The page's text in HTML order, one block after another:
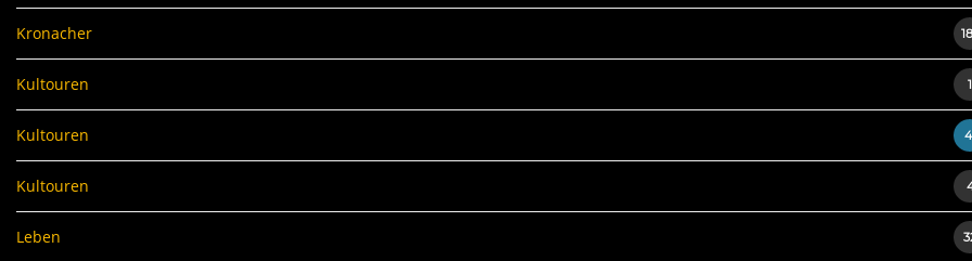
Kronacher
Kultouren 1
Kultouren
Kultouren
Leben